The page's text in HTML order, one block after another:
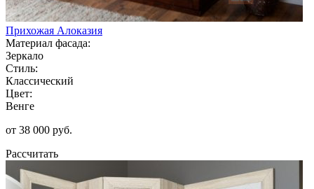
Прихожая Алоказия
Материал фасада:
Зеркало
Стиль:
Классический
Цвет:
Венге
от 38 000 руб.
Рассчитать